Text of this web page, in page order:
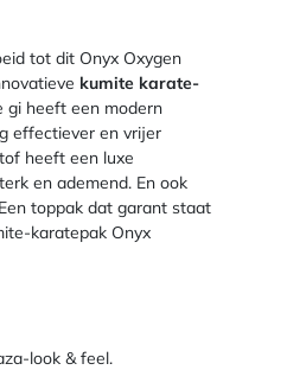
tot dit Onyx Oxygen
kumite karate-
gi heeft een modern
effectiever en vrijer
heeft een luxe
en ademend. En ook
toppak dat garant staat
karatepak Onyx
look & feel.